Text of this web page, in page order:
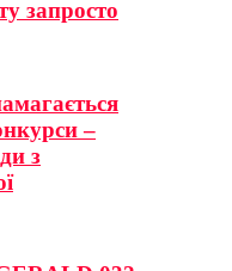
запросто
–
з